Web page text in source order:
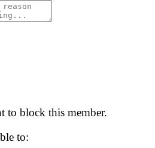
to block this member.
to: